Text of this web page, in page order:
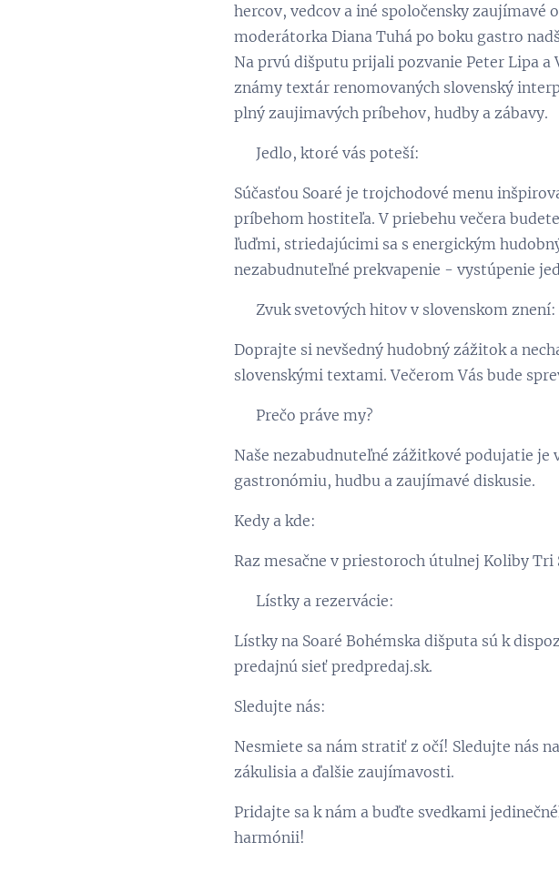
hercov, vedcov a iné spoločensky zaujímavé
moderátorka Diana Tuhá po boku gastro
Na prvú dišputu prijali pozvanie Peter Lipa a
známy textár renomovaných slovenský
plný zaujimavých príbehov, hudby a zábavy.
🍽️ Jedlo, ktoré vás poteší:
Súčasťou Soaré je trojchodové menu
príbehom hostiteľa. V priebehu večera
ľuďmi, striedajúcimi sa s energickým
nezabudnuteľné prekvapenie - vystúpenie
🎶 Zvuk svetových hitov v slovenskom znení:
Doprajte si nevšedný hudobný zážitok a
slovenskými textami. Večerom Vás bude
🌍 Prečo práve my?
Naše nezabudnuteľné zážitkové podujatie
gastronómiu, hudbu a zaujímavé diskusie.
Kedy a kde:
Raz mesačne v priestoroch útulnej Koliby
🎫 Lístky a rezervácie:
Lístky na Soaré Bohémska dišputa sú k
predajnú sieť predpredaj.sk.
Sledujte nás:
Nesmiete sa nám stratiť z očí! Sledujte nás
zákulisia a ďalšie zaujímavosti.
Pridajte sa k nám a buďte svedkami
harmónii! 🎉